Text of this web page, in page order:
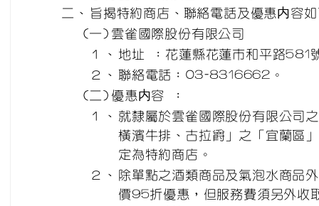
二、
旨揭特約商店、聯絡電話及優惠内容
(一) 雲雀國際股份有限公司
１、 地址 ：花蓮縣花蓮市和平路581
２、
聯絡電話：03-8316662。
(二) 優惠内容 ：
１、 就隸屬於雲雀國際股份有限公司
橫濱牛排、古拉爵」之「宜蘭區
定為特約商店。
２、
除單點之酒類商品及氣泡水商品
價95折優惠，但服務費須另外收